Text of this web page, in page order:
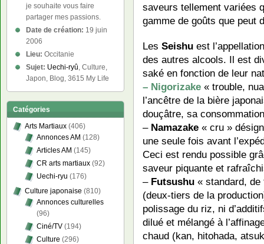
saveurs tellement variées
gamme de goûts que peut
Les Seishu est
des autres alcools. Il est
saké en fonction de leur
– Nigorizake « trouble,
l’ancêtre de la bière
douçâtre, sa
– Namazake « cru »
une seule fois avant
Ceci est rendu possible
saveur piquante et
– Futsushu « standard,
(deux-tiers de la
polissage du riz, ni
dilué et mélangé à
chaud (kan, hitohada,
je souhaite vous faire
partager mes passions.
Date de création: 19 juin
2006
Lieu: Occitanie
Sujet: Uechi-ryû, Culture,
Japon, Blog, 3615 My Life
Catégories
Arts Martiaux (406)
Annonces AM (128)
Articles AM (145)
CR arts martiaux (92)
Uechi-ryu (176)
Culture japonaise (810)
Annonces culturelles
(96)
Ciné/TV (194)
Culture (296)